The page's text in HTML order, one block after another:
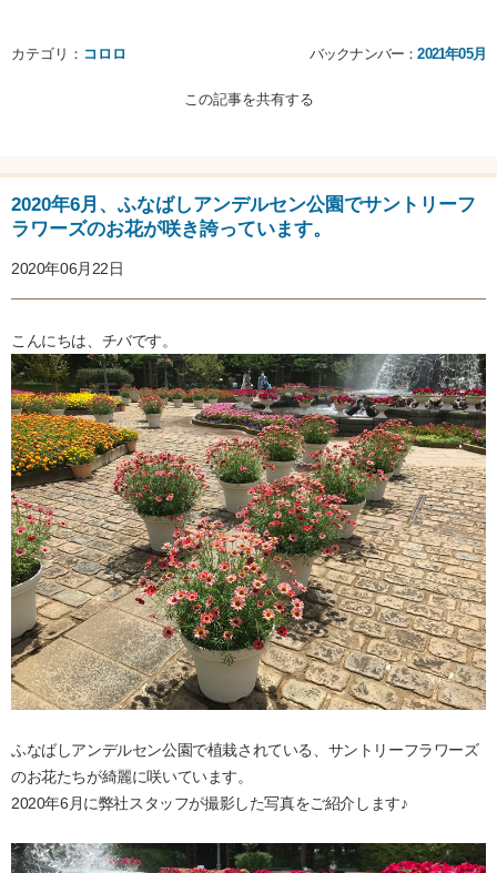
カテゴリ： コロロ バックナンバー：2021年05月
この記事を共有する
2020年6月、ふなばしアンデルセン公園でサントリーフ
ラワーズのお花が咲き誇っています。
2020年06月22日
こんにちは、チバです。
ふなばしアンデルセン公園で植栽されている、サントリーフラワーズ
のお花たちが綺麗に咲いています。
2020年6月に弊社スタッフが撮影した写真をご紹介します♪